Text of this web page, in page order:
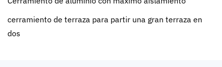
cerramiento de terraza para partir una gran terraza en
dos